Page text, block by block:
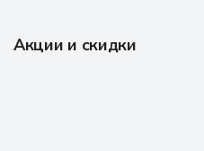
Акции и скидки